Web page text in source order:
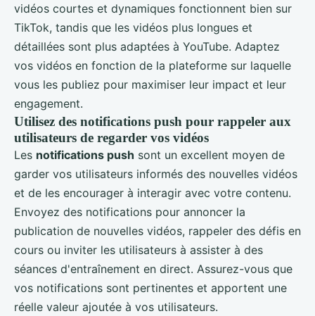
vidéos courtes et dynamiques fonctionnent bien sur
TikTok, tandis que les vidéos plus longues et
détaillées sont plus adaptées à YouTube. Adaptez
vos vidéos en fonction de la plateforme sur laquelle
vous les publiez pour maximiser leur impact et leur
engagement.
Utilisez des notifications push pour rappeler aux
utilisateurs de regarder vos vidéos
Les notifications push sont un excellent moyen de
garder vos utilisateurs informés des nouvelles vidéos
et de les encourager à interagir avec votre contenu.
Envoyez des notifications pour annoncer la
publication de nouvelles vidéos, rappeler des défis en
cours ou inviter les utilisateurs à assister à des
séances d'entraînement en direct. Assurez-vous que
vos notifications sont pertinentes et apportent une
réelle valeur ajoutée à vos utilisateurs.